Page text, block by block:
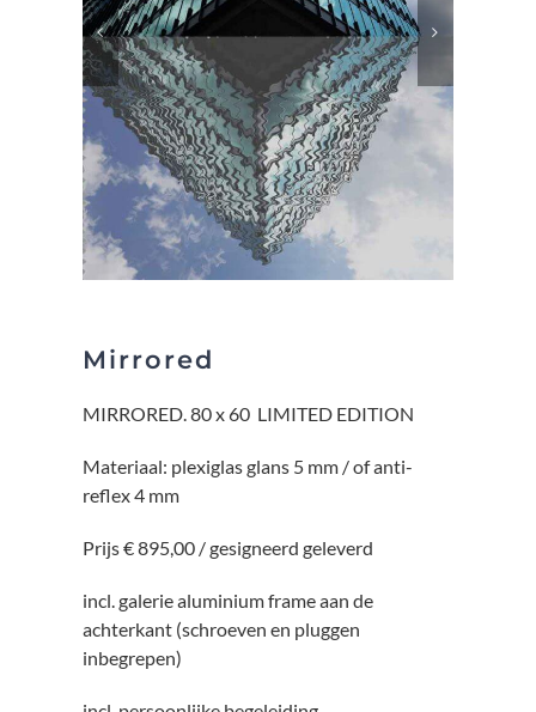
Mirrored
MIRRORED. 80 x 60 LIMITED EDITION
Materiaal: plexiglas glans 5 mm / of anti-
reflex 4 mm
Prijs € 895,00 / gesigneerd geleverd
incl. galerie aluminium frame aan de
achterkant (schroeven en pluggen
inbegrepen)